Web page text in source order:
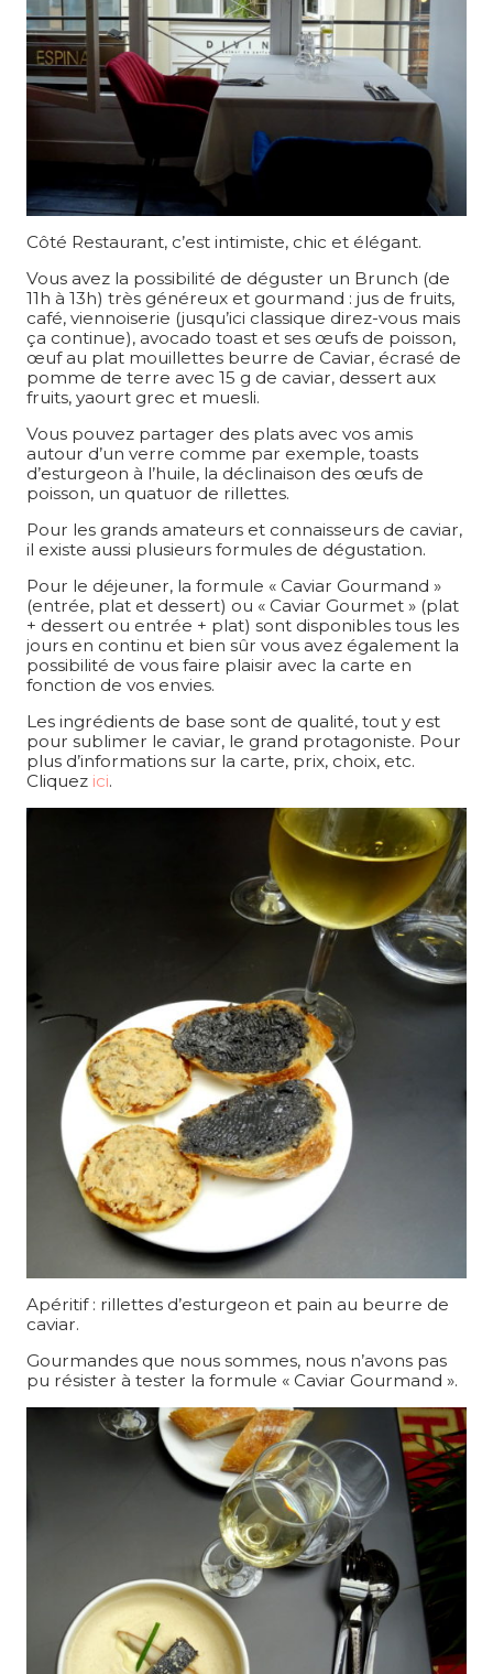
Côté Restaurant, c’est intimiste, chic et élégant.
Vous avez la possibilité de déguster un Brunch (de
11h à 13h) très généreux et gourmand : jus de fruits,
café, viennoiserie (jusqu’ici classique direz-vous mais
ça continue), avocado toast et ses œufs de poisson,
œuf au plat mouillettes beurre de Caviar, écrasé de
pomme de terre avec 15 g de caviar, dessert aux
fruits, yaourt grec et muesli.
Vous pouvez partager des plats avec vos amis
autour d’un verre comme par exemple, toasts
d’esturgeon à l’huile, la déclinaison des œufs de
poisson, un quatuor de rillettes.
Pour les grands amateurs et connaisseurs de caviar,
il existe aussi plusieurs formules de dégustation.
Pour le déjeuner, la formule « Caviar Gourmand »
(entrée, plat et dessert) ou « Caviar Gourmet » (plat
+ dessert ou entrée + plat) sont disponibles tous les
jours en continu et bien sûr vous avez également la
possibilité de vous faire plaisir avec la carte en
fonction de vos envies.
Les ingrédients de base sont de qualité, tout y est
pour sublimer le caviar, le grand protagoniste. Pour
plus d’informations sur la carte, prix, choix, etc.
Cliquez ici.
Apéritif : rillettes d’esturgeon et pain au beurre de
caviar.
Gourmandes que nous sommes, nous n’avons pas
pu résister à tester la formule « Caviar Gourmand ».